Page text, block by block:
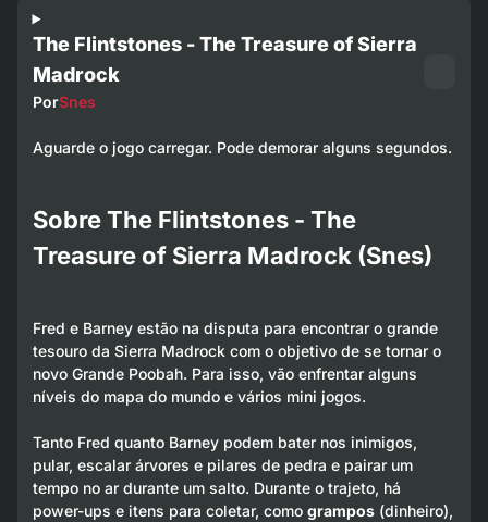
The Flintstones - The Treasure of Sierra
Madrock
PorSnes
Aguarde o jogo carregar. Pode demorar alguns segundos.
Sobre The Flintstones - The
Treasure of Sierra Madrock (Snes)
Fred e Barney estão na disputa para encontrar o grande
tesouro da Sierra Madrock com o objetivo de se tornar o
novo Grande Poobah. Para isso, vão enfrentar alguns
níveis do mapa do mundo e vários mini jogos.
Tanto Fred quanto Barney podem bater nos inimigos,
pular, escalar árvores e pilares de pedra e pairar um
tempo no ar durante um salto. Durante o trajeto, há
power-ups e itens para coletar, como grampos(dinheiro),